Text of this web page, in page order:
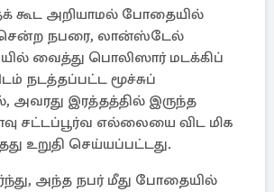
கூட அறியாமல் போதையில்
சென்ற நபரை, லான்ஸ்டேல்
வைத்து பொலிஸார் மடக்கிப்
நடத்தப்பட்ட மூச்சுப்
அவரது இரத்தத்தில் இருந்த
எல்லையை விட மிக
உறுதி செய்யப்பட்டது.
அந்த நபர் மீது போதையில்